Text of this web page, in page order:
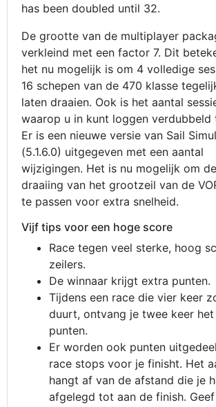
has been doubled until 32.
De grootte van de multiplayer
verkleind met een factor 7. Dit
het nu mogelijk is om 4 volledige
16 schepen van de 470 klasse
laten draaien. Ook is het aantal
waarop u in kunt loggen verdubbeld
Er is een nieuwe versie van Sail
(5.1.6.0) uitgegeven met een aantal
wijzigingen. Het is nu mogelijk om de
draaiing van het grootzeil van de
te passen voor extra snelheid.
Vijf tips voor een hoge score
Race tegen veel sterke, hoog
zeilers.
De winnaar krijgt extra punten.
Tijdens een race die vier keer
duurt, ontvang je twee keer
punten.
Er worden ook punten
race stops voor je finisht. Het
hangt af van de afstand die je
afgelegd tot aan de finish.